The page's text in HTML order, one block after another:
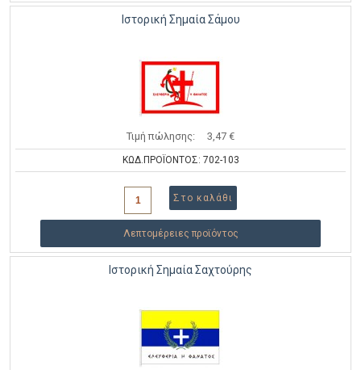
Ιστορική Σημαία Σάμου
Τιμή πώλησης: 3,47 €
ΚΩΔ.ΠΡΟΪΟΝΤΟΣ: 702-103
Λεπτομέρειες προϊόντος
Ιστορική Σημαία Σαχτούρης